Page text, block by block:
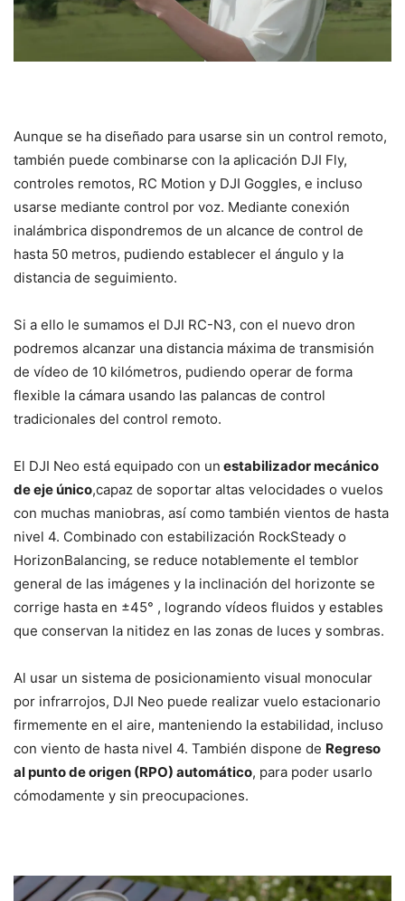
Aunque se ha diseñado para usarse sin un control remoto,
también puede combinarse con la aplicación DJI Fly,
controles remotos, RC Motion y DJI Goggles, e incluso
usarse mediante control por voz. Mediante conexión
inalámbrica dispondremos de un alcance de control de
hasta 50 metros, pudiendo establecer el ángulo y la
distancia de seguimiento.
Si a ello le sumamos el DJI RC-N3, con el nuevo dron
podremos alcanzar una distancia máxima de transmisión
de vídeo de 10 kilómetros, pudiendo operar de forma
flexible la cámara usando las palancas de control
tradicionales del control remoto.
El DJI Neo está equipado con un estabilizador mecánico
de eje único,capaz de soportar altas velocidades o vuelos
con muchas maniobras, así como también vientos de hasta
nivel 4. Combinado con estabilización RockSteady o
HorizonBalancing, se reduce notablemente el temblor
general de las imágenes y la inclinación del horizonte se
corrige hasta en ±45° , logrando vídeos fluidos y estables
que conservan la nitidez en las zonas de luces y sombras.
Al usar un sistema de posicionamiento visual monocular
por infrarrojos, DJI Neo puede realizar vuelo estacionario
firmemente en el aire, manteniendo la estabilidad, incluso
con viento de hasta nivel 4. También dispone de Regreso
al punto de origen (RPO) automático, para poder usarlo
cómodamente y sin preocupaciones.